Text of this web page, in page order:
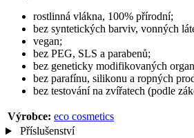
rostlinná vlákna, 100% přírodní;
bez syntetických barviv, vonných
vegan;
bez PEG, SLS a parabenů;
bez geneticky modifikovaných
bez parafínu, silikonu a ropných
bez testování na zvířatech (podle
Výrobce: eco cosmetics
Příslušenství